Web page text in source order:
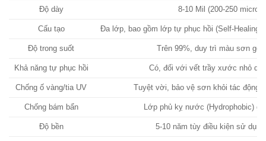
Độ dày 8-10 Mil (200-250
Cấu tạo Đa lớp, bao gồm lớp tự phục hồi (Self-
Độ trong suốt Trên 99%, duy trì màu sơn
Khả năng tự phục hồi Có, đối với vết trầy xước nhỏ
Chống ố vàng/tia UV Tuyệt vời, bảo vệ sơn khỏi tác động
Chống bám bẩn Lớp phủ kỵ nước (Hydrophobic)
Độ bền 5-10 năm tùy điều kiện sử